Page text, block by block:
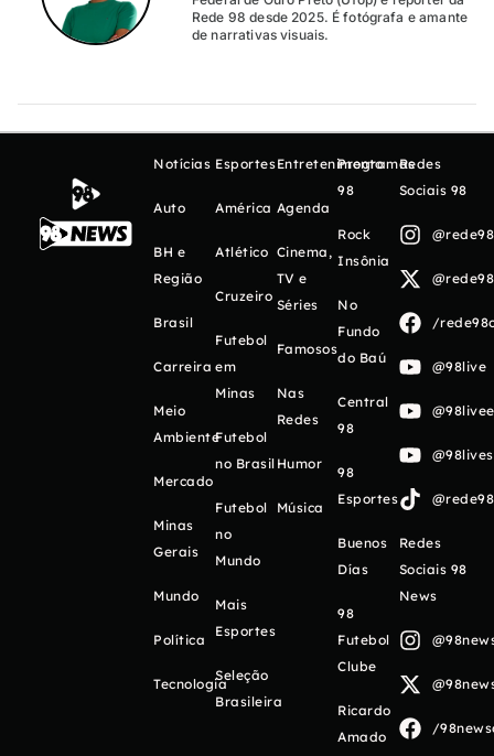
Rede 98 desde 2025. É fotógrafa e amante
de narrativas visuais.
Notícias
Auto
BH e
Região
Brasil
Carreira
Meio
Ambiente
Mercado
Minas
Gerais
Mundo
Política
Tecnologia
Esportes
América
Atlético
Cruzeiro
Futebol
em
Minas
Futebol
no Brasil
Futebol
no
Mundo
Mais
Esportes
Seleção
Brasileira
Entretenimento
Agenda
Cinema,
TV e
Séries
Famosos
Nas
Redes
Humor
Música
Programas
98
Rock
Insônia
No
Fundo
do Baú
Central
98
98
Esportes
Buenos
Días
98
Futebol
Clube
Ricardo
Amado
Redes
Sociais 98
/
@98live
Redes
Sociais 98
News
/